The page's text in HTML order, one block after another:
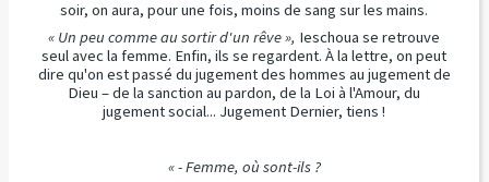
soir, on aura, pour une fois, moins de sang sur les mains.
« Un peu comme au sortir d'un rêve », Ieschoua se retrouve
seul avec la femme. Enfin, ils se regardent. À la lettre, on peut
dire qu'on est passé du jugement des hommes au jugement de
Dieu – de la sanction au pardon, de la Loi à l'Amour, du
jugement social... Jugement Dernier, tiens !
« - Femme, où sont-ils ?